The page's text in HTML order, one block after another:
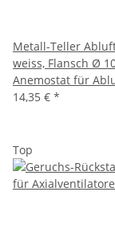
Metall-Teller
weiss, Flansch Ø
Anemostat für
14,35 € *
Top